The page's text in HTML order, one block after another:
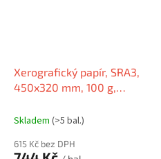
Xerografický papír, SRA3,
450x320 mm, 100 g,
Skladem (>5 bal.)
615 Kč bez DPH